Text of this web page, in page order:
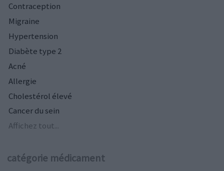
Contraception
Migraine
Hypertension
Diabète type 2
Acné
Allergie
Cholestérol élevé
Cancer du sein
Affichez tout...
catégorie médicament